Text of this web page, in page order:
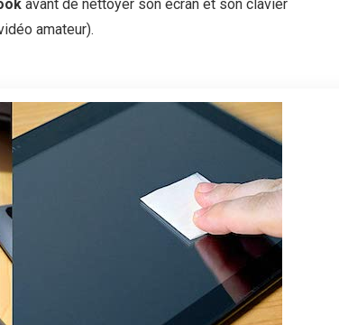
avant de nettoyer son écran et son clavier
amateur).